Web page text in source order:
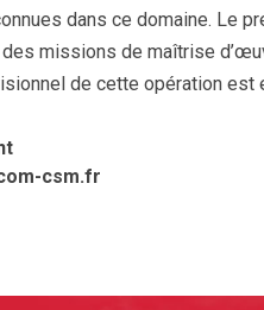
dans ce domaine. Le
missions de maîtrise
de cette opération est
csm.fr